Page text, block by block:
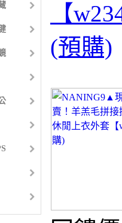
【
(預購)